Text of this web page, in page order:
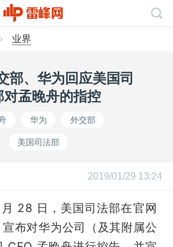
业界
部、华为回应美国司
对孟晚舟的指控
华为 外交部
美国司法部
2019/01/29 13:24
28 日，美国司法部在官网
布对华为公司（及其附属公